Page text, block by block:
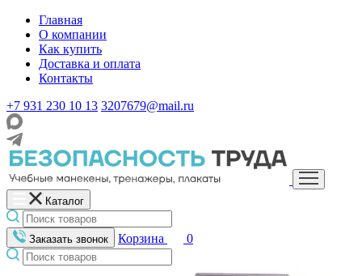
Главная
О компании
Как купить
Доставка и оплата
Контакты
+7 931 230 10 13 3207679@mail.ru
Каталог
Заказать звонок Корзина 0